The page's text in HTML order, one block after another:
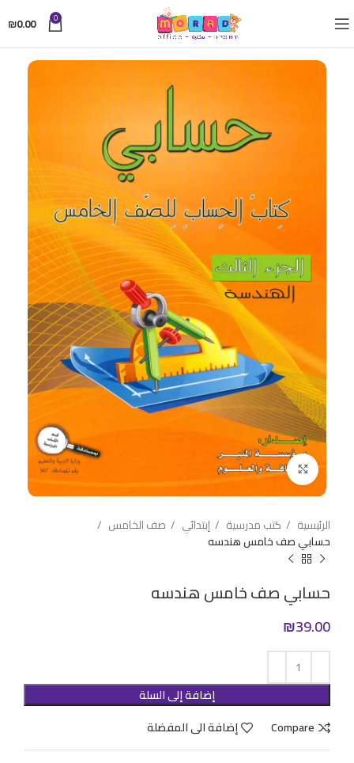
0
₪0.00
Click to enlarge
الرئيسية كتب مدرسية إبتدائي
صف الخامس
حسابي صف خامس هندسه
حسابي صف خامس هندسه
₪39.00
إضافة إلى السلة
Compare
إضافة الى المفضلة